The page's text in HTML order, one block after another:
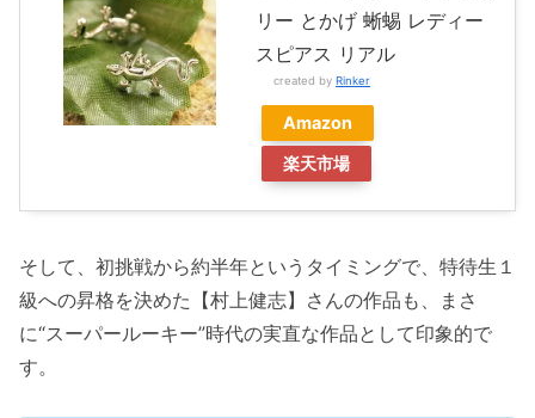
リー とかげ 蜥蜴 レディー
スピアス リアル
created by Rinker
Amazon
楽天市場
そして、初挑戦から約半年というタイミングで、特待生１
級への昇格を決めた【村上健志】さんの作品も、まさ
に“スーパールーキー”時代の実直な作品として印象的で
す。